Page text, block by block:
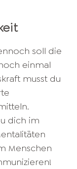
soll die
einmal
musst du
dich im
Menschen